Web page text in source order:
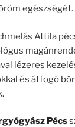
egészségét.
Attila
lézeres
és átfogó
Pécs